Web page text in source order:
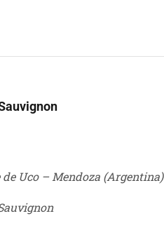
de Uco – Mendoza (Argentina)